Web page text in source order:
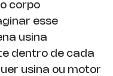
corpo
esse
usina
dentro de cada
usina ou motor